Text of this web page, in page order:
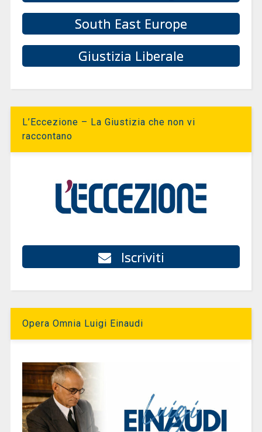
South East Europe
Giustizia Liberale
L’Eccezione – La Giustizia che non vi
raccontano
Iscriviti
Opera Omnia Luigi Einaudi